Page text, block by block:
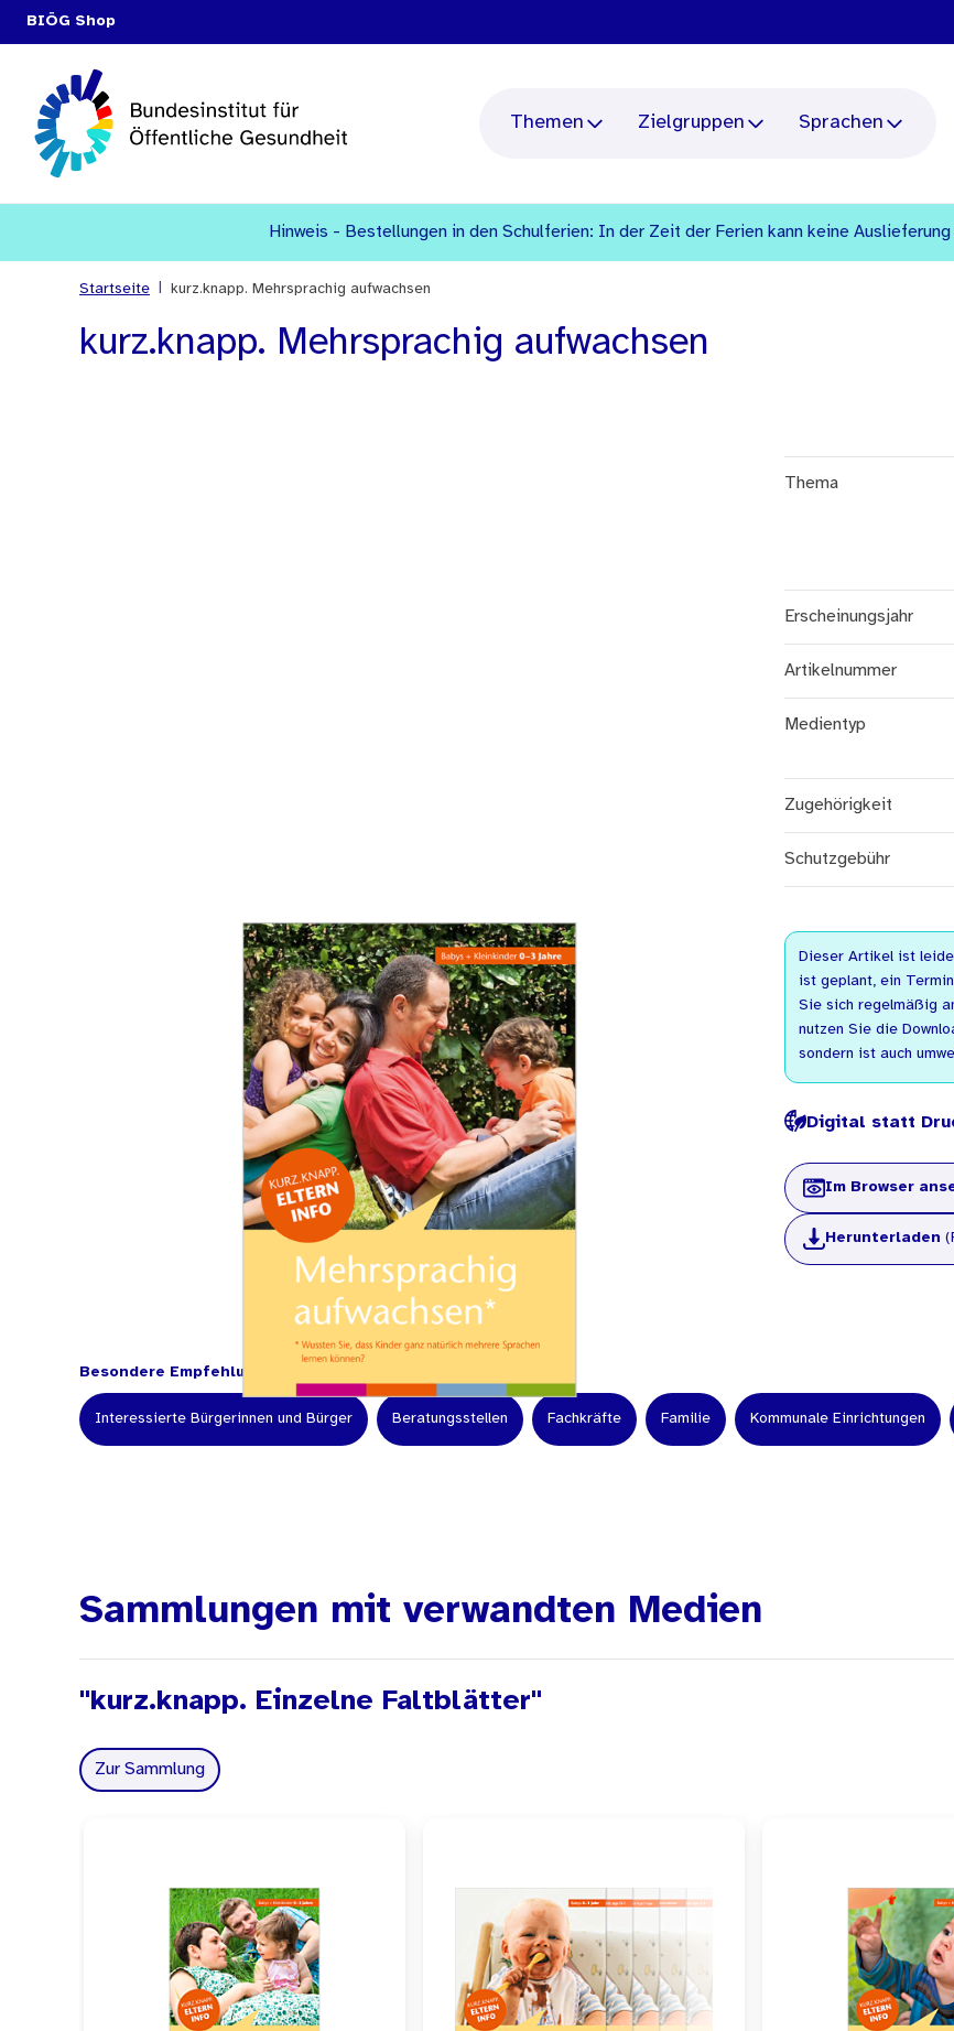
BIÖG Shop
Themen Zielgruppen Sprachen
Hinweis - Bestellungen in den Schulferien: In der Zeit der Ferien kann keine
Startseite kurz.knapp. Mehrsprachig aufwachsen
kurz.knapp. Mehrsprachig aufwachsen
Thema
Erscheinungsjahr
Artikelnummer
Medientyp
Zugehörigkeit
Schutzgebühr
Dieser Artikel ist
ist geplant, ein
Sie sich regelmäßig
nutzen Sie die
sondern ist auch
Digital statt
Im Browser
Herunterladen
Besondere Empfehlung für:
Interessierte Bürgerinnen und Bürger Beratungsstellen Fachkräfte Familie Kommunale Einrichtungen
Sammlungen mit verwandten Medien
"kurz.knapp. Einzelne Faltblätter"
Zur Sammlung